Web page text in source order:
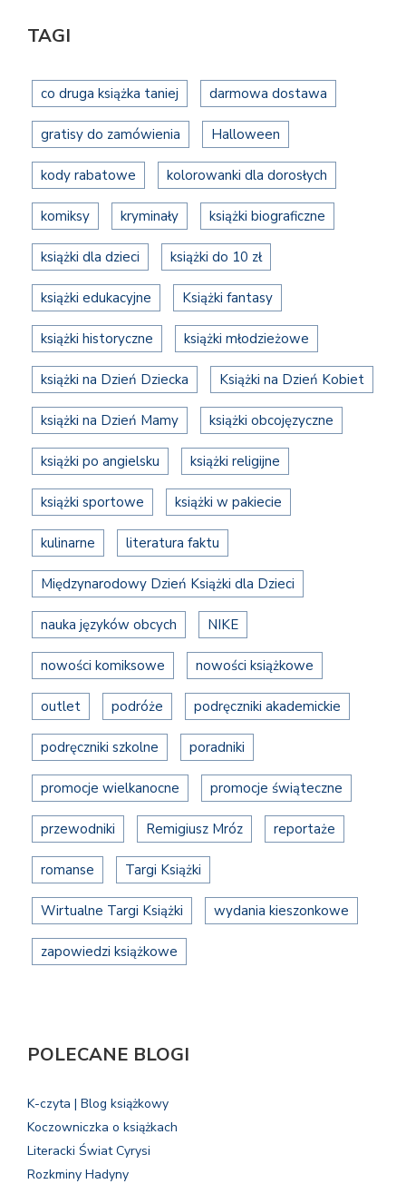
TAGI
co druga książka taniej darmowa dostawa
gratisy do zamówienia Halloween
kody rabatowe kolorowanki dla dorosłych
komiksy kryminały książki biograficzne
książki dla dzieci książki do 10 zł
książki edukacyjne Książki fantasy
książki historyczne książki młodzieżowe
książki na Dzień Dziecka Książki na Dzień Kobiet
książki na Dzień Mamy książki obcojęzyczne
książki po angielsku książki religijne
książki sportowe książki w pakiecie
kulinarne literatura faktu
Międzynarodowy Dzień Książki dla Dzieci
nauka języków obcych NIKE
nowości komiksowe nowości książkowe
outlet podróże podręczniki akademickie
podręczniki szkolne poradniki
promocje wielkanocne promocje świąteczne
przewodniki Remigiusz Mróz reportaże
romanse Targi Książki
Wirtualne Targi Książki wydania kieszonkowe
zapowiedzi książkowe
POLECANE BLOGI
K-czyta | Blog książkowy
Koczowniczka o książkach
Literacki Świat Cyrysi
Rozkminy Hadyny